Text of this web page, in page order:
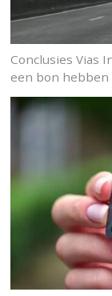
Conclusies Vias
een bon hebben